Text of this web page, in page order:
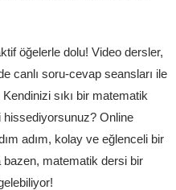
öğelerle dolu! Video dersler,
canlı soru-cevap seansları ile
sıkı bir matematik
Online
adım, kolay ve eğlenceli bir
bazen, matematik dersi bir